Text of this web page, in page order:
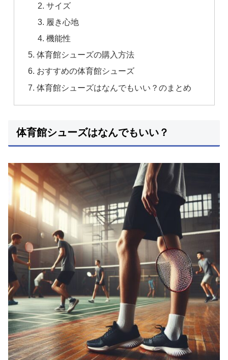
サイズ
履き心地
機能性
体育館シューズの購入方法
おすすめの体育館シューズ
体育館シューズはなんでもいい？のまとめ
体育館シューズはなんでもいい？